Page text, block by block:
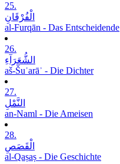
25.
الْفُرْقَانِ
al-Furqān - Das Entscheidende
26.
الشُّعَرَآءِ
aš-Šuʿarāʾ - Die Dichter
27.
النَّمْلِ
an-Naml - Die Ameisen
28.
الْقَصَصِ
al-Qaṣaṣ - Die Geschichte